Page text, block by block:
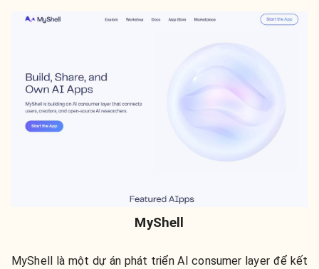
MyShell
MyShell là một dự án phát triển AI consumer layer để kết